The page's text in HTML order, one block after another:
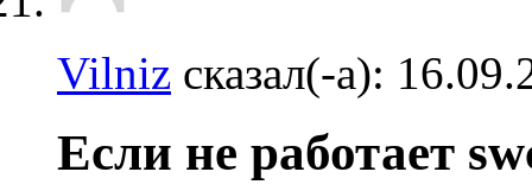
Vilniz сказал(-а):
Если не работает